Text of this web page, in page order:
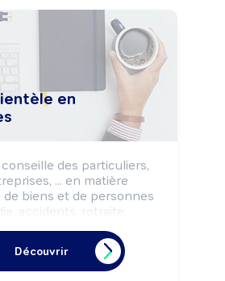
en
des particuliers,
... en matière
de biens et de personnes
accidents, retraite,
selon la politique
de l'établissement et la
de l'assurance. Peut
Découvrir